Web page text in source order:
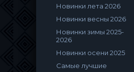
Новинки лета 2026
Новинки весны 2026
Новинки зимы 2025-
2026
Новинки осени 2025
Самые лучшие